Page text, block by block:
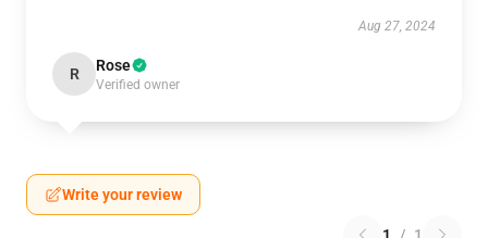
Aug 27, 2024
R Rose
Verified owner
Write your review